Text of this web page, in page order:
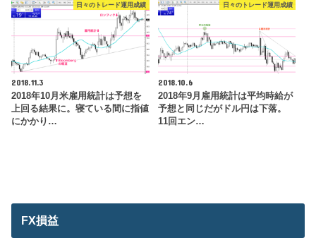
日々のトレード運用成績
2018.11.3
2018年10月米雇用統計は予想を
上回る結果に。寝ている間に指値
にかかり…
日々のトレード運用成績
2018.10.6
2018年9月雇用統計は平均時給が
予想と同じだがドル円は下落。
11回エン…
FX損益